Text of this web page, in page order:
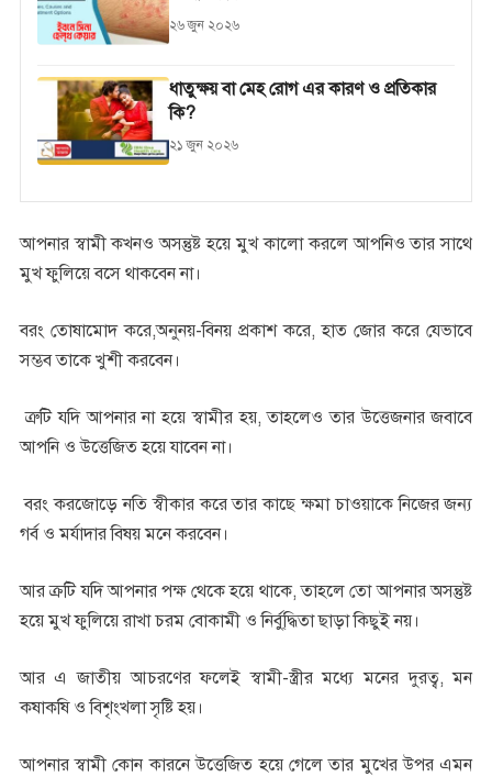
২৬ জুন ২০২৬
ধাতুক্ষয় বা মেহ রোগ এর কারণ ও প্রতিকার
কি?
২১ জুন ২০২৬
আপনার স্বামী কখনও অসন্তুষ্ট হয়ে মুখ কালো করলে আপনিও তার সাথে
মুখ ফুলিয়ে বসে থাকবেন না।
বরং তোষামোদ করে,অনুনয়-বিনয় প্রকাশ করে, হাত জোর করে যেভাবে
সম্ভব তাকে খুশী করবেন।
ত্রুটি যদি আপনার না হয়ে স্বামীর হয়, তাহলেও তার উত্তেজনার জবাবে
আপনি ও উত্তেজিত হয়ে যাবেন না।
বরং করজোড়ে নতি স্বীকার করে তার কাছে ক্ষমা চাওয়াকে নিজের জন্য
গর্ব ও মর্যাদার বিষয় মনে করবেন।
আর ক্রটি যদি আপনার পক্ষ থেকে হয়ে থাকে, তাহলে তো আপনার অসন্তুষ্ট
হয়ে মুখ ফুলিয়ে রাখা চরম বোকামী ও নির্বু্দ্ধিতা ছাড়া কিছুই নয়।
আর এ জাতীয় আচরণের ফলেই স্বামী-স্ত্রীর মধ্যে মনের দুরত্ব, মন
কষাকষি ও বিশৃংখলা সৃষ্টি হয়।
আপনার স্বামী কোন কারনে উত্তেজিত হয়ে গেলে তার মুখের উপর এমন